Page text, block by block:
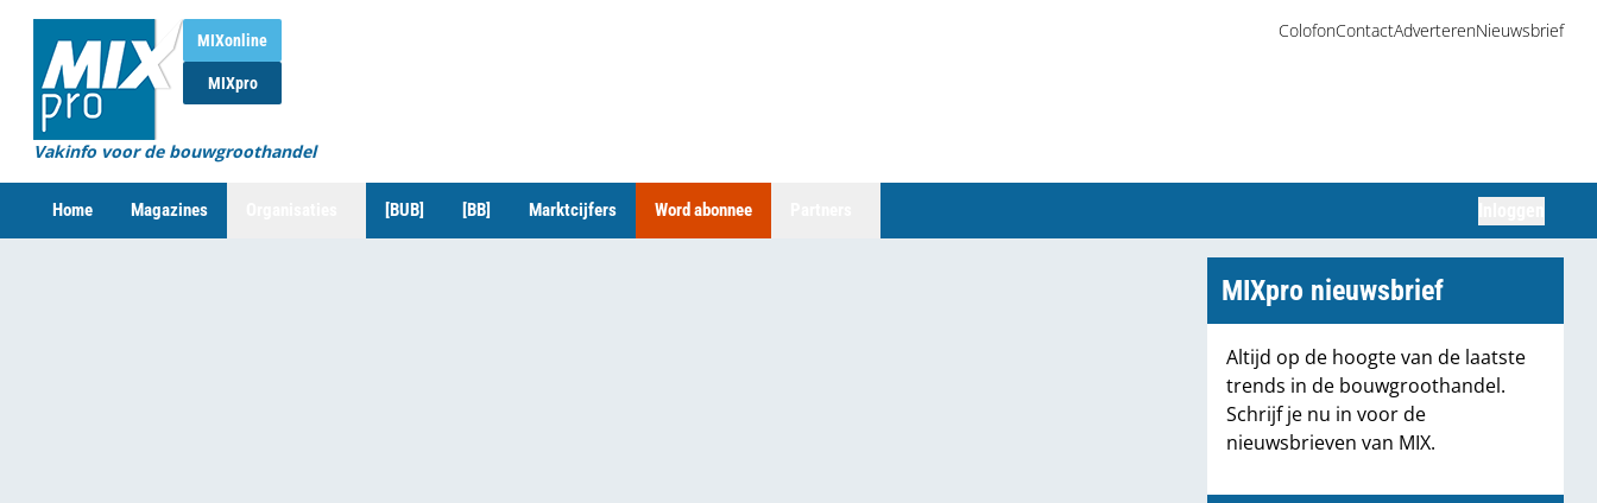
MIXonline
MIXpro
Vakinfo voor de bouwgroothandel
ColofonContactAdverterenNieuwsbrief
Home Magazines [BUB] [BB] Marktcijfers Word abonnee
MIXpro nieuwsbrief
Altijd op de hoogte van de laatste
trends in de bouwgroothandel.
Schrijf je nu in voor de
nieuwsbrieven van MIX.